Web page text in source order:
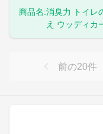
商品名:消臭力 トイレ
え ウッディカ
前の20件